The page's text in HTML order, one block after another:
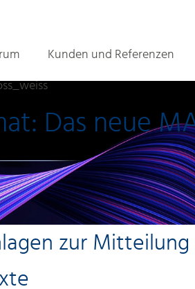
Kunden und Referenzen
Das neue
zur Mitteilung